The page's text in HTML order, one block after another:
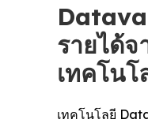
รายได้
เทคโน
เทคโนโลยี